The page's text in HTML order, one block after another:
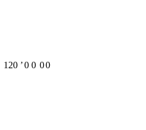
120 ʼ0 0 00